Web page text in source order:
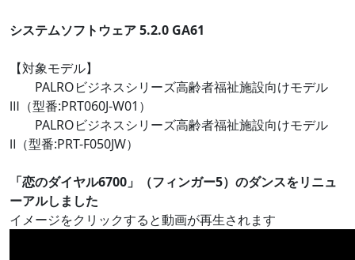
システムソフトウェア 5.2.0 GA61
【対象モデル】
PALROビジネスシリーズ高齢者福祉施設向けモデル
Ⅲ（型番:PRT060J-W01）
PALROビジネスシリーズ高齢者福祉施設向けモデル
Ⅱ（型番:PRT-F050JW）
「恋のダイヤル6700」（フィンガー5）のダンスをリニュ
ーアルしました
イメージをクリックすると動画が再生されます